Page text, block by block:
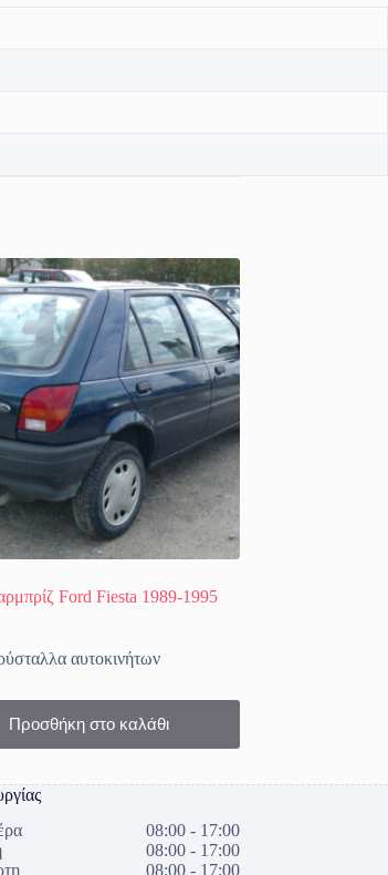
Ford Fiesta 1989-1995
αυτοκινήτων
Προσθήκη στο καλάθι
08:00 - 17:00
08:00 - 17:00
08:00 - 17:00